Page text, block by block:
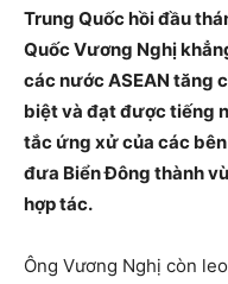
Trung Quốc hồi đầu
Quốc Vương Nghị
các nước ASEAN tăng
biệt và đạt được tiếng
tắc ứng xử của các
đưa Biển Đông thành
hợp tác.
Ông Vương Nghị còn